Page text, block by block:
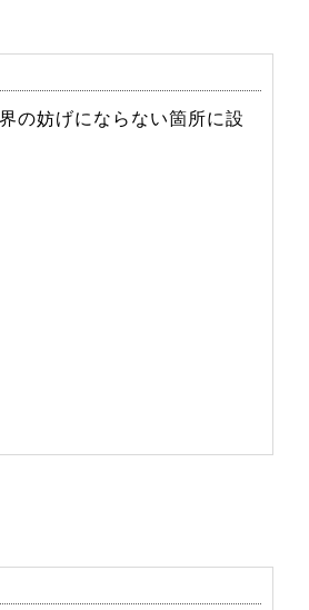
の妨げにならない箇所に設